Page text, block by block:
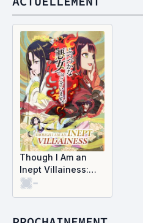
Though I Am an
Inept Villainess:
Tale of the
Court
-